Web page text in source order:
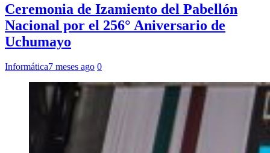
Ceremonia de Izamiento del Pabellón
Nacional por el 256° Aniversario de
Uchumayo
Informática7 meses ago 0